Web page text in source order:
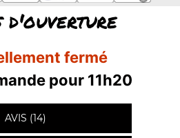
d'ouverture
fermé
pour 11h20
AVIS (14)